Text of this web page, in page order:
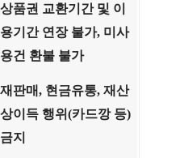
상품권 교환기간 및 이
용기간 연장 불가, 미사
용건 환불 불가
재판매, 현금유통, 재산
상이득 행위(카드깡 등)
금지